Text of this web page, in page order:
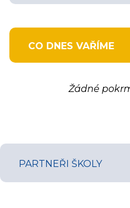
CO DNES VAŘÍME
Žádné
PARTNEŘI ŠKOLY